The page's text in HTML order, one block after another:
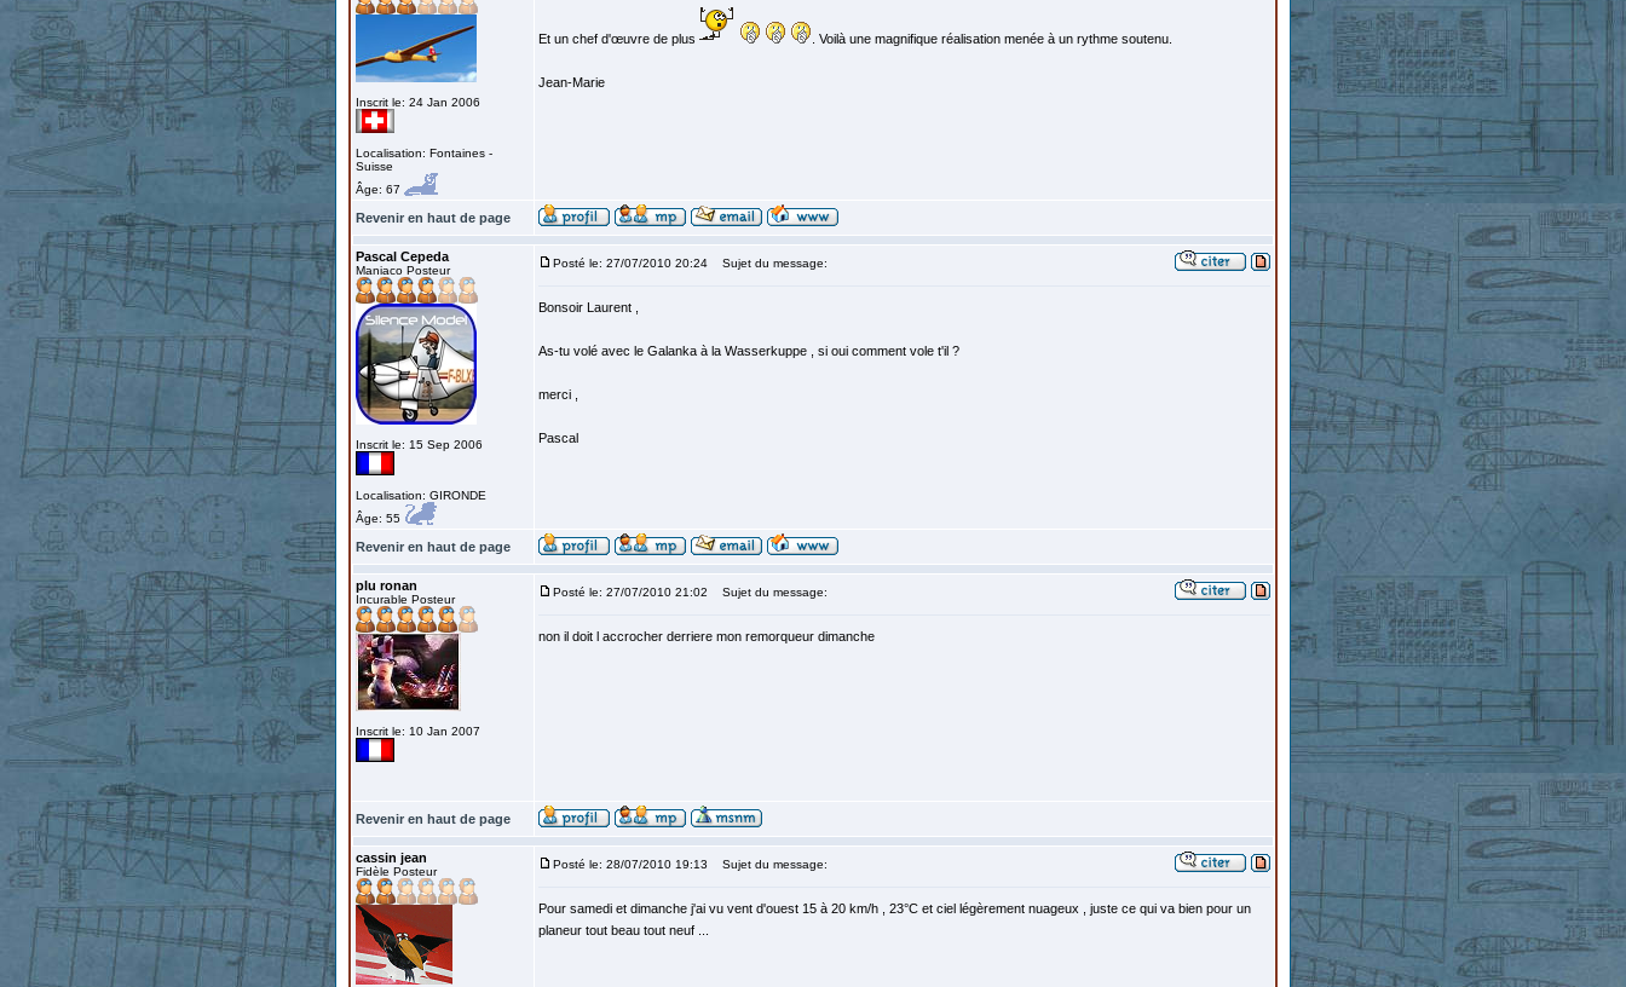
Inscrit le: 24 Jan 2006
Localisation: Fontaines -
Suisse
Âge: 67
Et un chef d'œuvre de plus . Voilà une magnifique réalisation menée à un rythme soutenu.
Jean-Marie
Revenir en haut de page
Pascal Cepeda
Maniaco Posteur
Inscrit le: 15 Sep 2006
Localisation: GIRONDE
Âge: 55
Posté le: 27/07/2010 20:24 Sujet du message:
Bonsoir Laurent ,
As-tu volé avec le Galanka à la Wasserkuppe , si oui comment vole t'il ?
merci ,
Pascal
Revenir en haut de page
plu ronan
Incurable Posteur
Inscrit le: 10 Jan 2007
Posté le: 27/07/2010 21:02 Sujet du message:
non il doit l accrocher derriere mon remorqueur dimanche
Revenir en haut de page
cassin jean
Fidèle Posteur
Posté le: 28/07/2010 19:13 Sujet du message:
Pour samedi et dimanche j'ai vu vent d'ouest 15 à 20 km/h , 23°C et ciel légèrement nuageux , juste ce qui va bien pour un
planeur tout beau tout neuf ...